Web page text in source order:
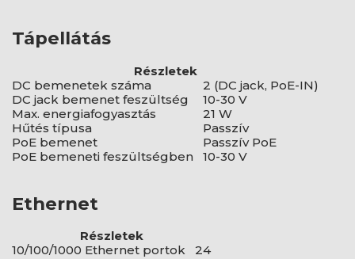
Tápellátás
Részletek
DC bemenetek száma
2 (DC jack, PoE-IN)
DC jack bemenet feszültség
10-30 V
Max. energiafogyasztás
21 W
Hűtés típusa
Passzív
PoE bemenet
Passzív PoE
PoE bemeneti feszültségben 10-30 V
Ethernet
Részletek
10/100/1000 Ethernet portok 24